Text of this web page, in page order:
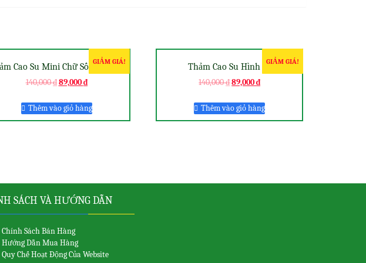
GIẢM GIÁ!
Cao Su Mini Chữ Số 15x15cm
140,000₫ 89,000₫
Thêm vào giỏ hàng
GIẢM GIÁ!
Thảm Cao Su Hình Số
140,000₫89,000₫
Thêm vào giỏ hàng
SÁCH VÀ HƯỚNG DẪN
Chính Sách Bán Hàng
Hướng Dẫn Mua Hàng
Quy Chế Hoạt Động Của Website